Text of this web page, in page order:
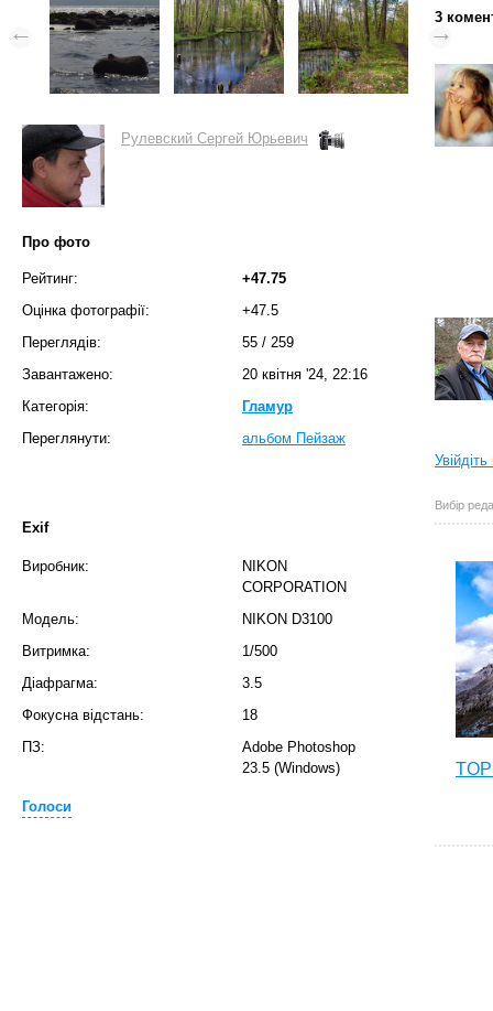
Рулевский Сергей Юрьевич
Про фото
Рейтинг:
+47.75
Оцінка фотографії:
+47.5
Переглядів:
55 / 259
Завантажено:
20 квітня '24, 22:16
Категорія:
Гламур
Переглянути:
альбом Пейзаж
Exif
Виробник:
NIKON
CORPORATION
Модель:
NIKON D3100
Витримка:
1/500
Діафрагма:
3.5
Фокусна відстань:
18
ПЗ:
Adobe Photoshop
23.5 (Windows)
Голоси
3
Вибір